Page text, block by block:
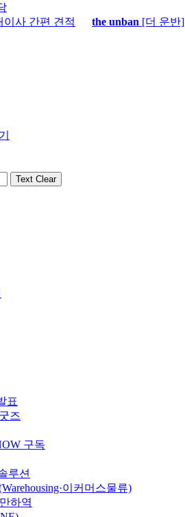
이사 간편 견적 the unban [더 운반]
Text Clear
표
즈
구독
루션
이커머스물류)
하역